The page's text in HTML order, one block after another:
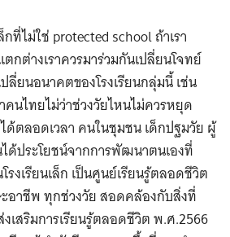
ที่ไม่ใช่ protected school ถ้าเรา
ต่างเราควรมาร่วมกันเปลี่ยนโจทย์
ปลี่ยนอนาคตของโรงเรียนกลุ่มนี้ เช่น
คนไทยไม่ว่าช่วงวัยไหนไม่ควรหยุด
ตลอดเวลา คนในชุมชน เด็กปฐมวัย ผู้
ด้ประโยชน์จากการพัฒนาตนเองที่
โรงเรียนเล็ก เป็นศูนย์เรียนรู้ตลอดชีวิต
าชีพ ทุกช่วงวัย สอดคล้องกับสิ่งที่
เสริมการเรียนรู้ตลอดชีวิต พ.ศ.2566